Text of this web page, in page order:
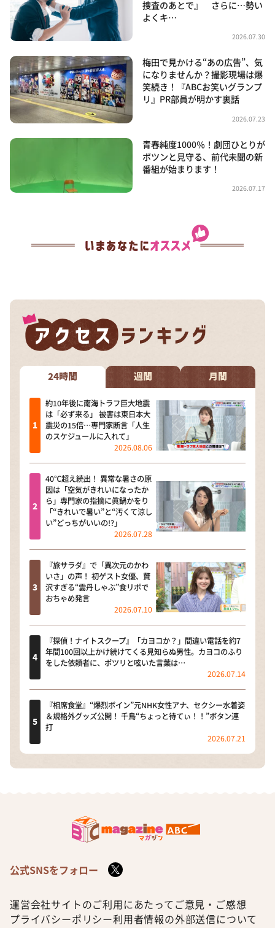
捜査のあとで』 さらに…勢い
よくキ…
2026.07.30
梅田で見かける“あの広告”、気
になりませんか？撮影現場は爆
笑続き！『ABCお笑いグランプ
リ』PR部員が明かす裏話
2026.07.23
青春純度1000％！劇団ひとりが
ポツンと見守る、前代未聞の新
番組が始まります！
2026.07.17
24時間 週間 月間
約10年後に南海トラフ巨大地震
は「必ず来る」 被害は東日本大
震災の15倍…専門家断言「人生
のスケジュールに入れて」
2026.08.06
40℃超え続出！ 異常な暑さの原
因は「空気がきれいになったか
ら」専門家の指摘に眞鍋かをり
「“きれいで暑い”と“汚くて涼し
い”どっちがいいの!?」
2026.07.28
『旅サラダ』で「異次元のかわ
いさ」の声！ 初ゲスト女優、贅
沢すぎる“雲丹しゃぶ”食リポで
おちゃめ発言
2026.07.10
『探偵！ナイトスクープ』「カヨコか？」間違い電話を約7
年間100回以上かけ続けてくる見知らぬ男性。カヨコのふり
をした依頼者に、ポツリと呟いた言葉は…
2026.07.14
『相席食堂』“爆烈ボイン”元NHK女性アナ、セクシー水着姿
＆規格外グッズ公開！ 千鳥“ちょっと待てぃ！！”ボタン連
打
2026.07.21
公式SNSをフォロー
運営会社サイトのご利用にあたって ご意見・ご感想
プライバシーポリシー利用者情報の外部送信について